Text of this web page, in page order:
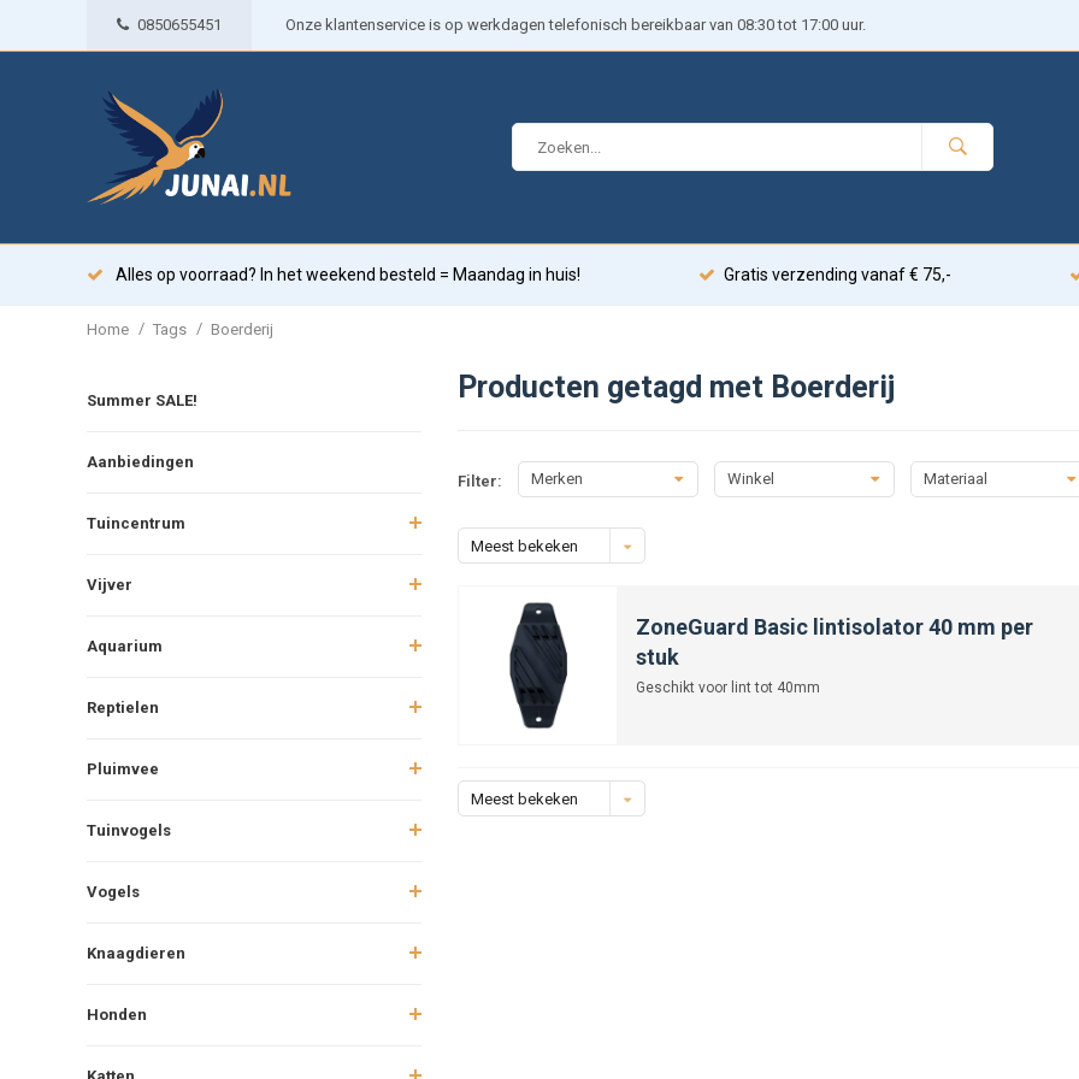
0850655451 Onze klantenservice is op werkdagen telefonisch bereikbaar van 08:30 tot 17:00 uur.
Alles op voorraad? In het weekend besteld = Maandag in huis! Gratis verzending vanaf € 75,-
Home / Tags / Boerderij
Summer SALE!
Aanbiedingen
Tuincentrum
Vijver
Aquarium
Reptielen
Pluimvee
Tuinvogels
Vogels
Knaagdieren
Honden
Producten getagd met Boerderij
Filter: Merken Winkel Materiaal
Meest bekeken
ZoneGuard Basic lintisolator 40 mm per
stuk
Geschikt voor lint tot 40mm
Meest bekeken